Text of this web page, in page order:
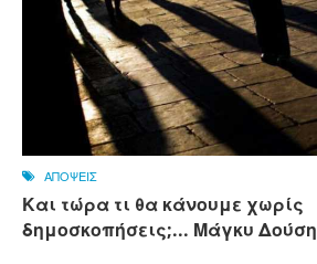
ΑΠΟΨΕΙΣ
Και τώρα τι θα κάνουμε χωρίς
δημοσκοπήσεις;... Μάγκυ Δούση